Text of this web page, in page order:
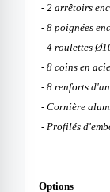
- 2 arrêtoirs
- 8 poignées
- 4 roulettes
- 8 coins en
- 8 renforts
- Cornière
- Profilés
Options